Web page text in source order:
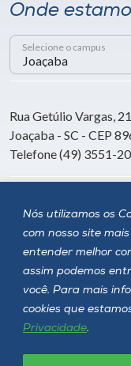
Nós utilizamos os
com nosso site
entender melhor
assim podemos
você. Para mais
cookies que
Privacidade.
Onde
Selecione o campus
Rua Getúlio Vargas,
Joaçaba - SC - CEP
Telefone (49) 3551-
Siga a Unoesc